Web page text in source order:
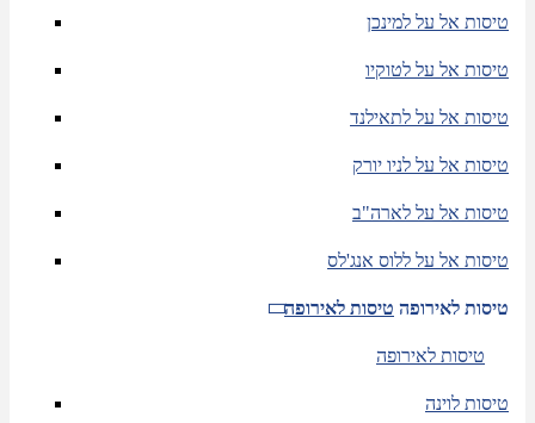
טיסות אל על למינכן
טיסות אל על לטוקיו
טיסות אל על לתאילנד
טיסות אל על לניו יורק
טיסות אל על לארה"ב
טיסות אל על ללוס אנג'לס
טיסות לאירופה טיסות לאירופה
טיסות לאירופה
טיסות לוינה